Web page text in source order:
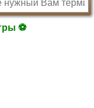
⚽